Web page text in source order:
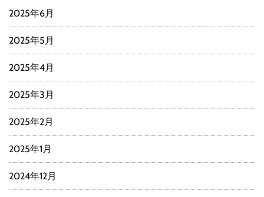
2025年6月
2025年5月
2025年4月
2025年3月
2025年2月
2025年1月
2024年12月